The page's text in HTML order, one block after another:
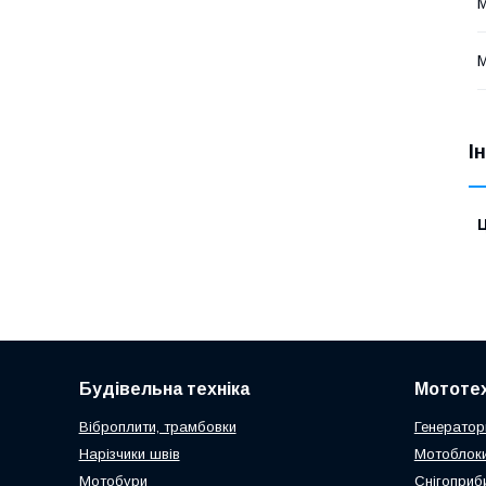
Будівельна техніка
Віброплити, трамбовки
Нарізчики швів
Мотобури